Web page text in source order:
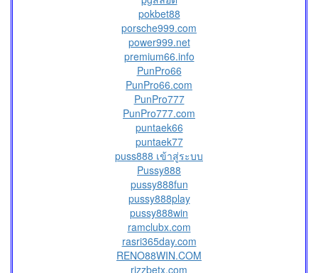
pokbet88
porsche999.com
power999.net
premium66.info
PunPro66
PunPro66.com
PunPro777
PunPro777.com
puntaek66
puntaek77
puss888 เข้าสู่ระบบ
Pussy888
pussy888fun
pussy888play
pussy888win
ramclubx.com
rasri365day.com
RENO88WIN.COM
rizzbetx.com